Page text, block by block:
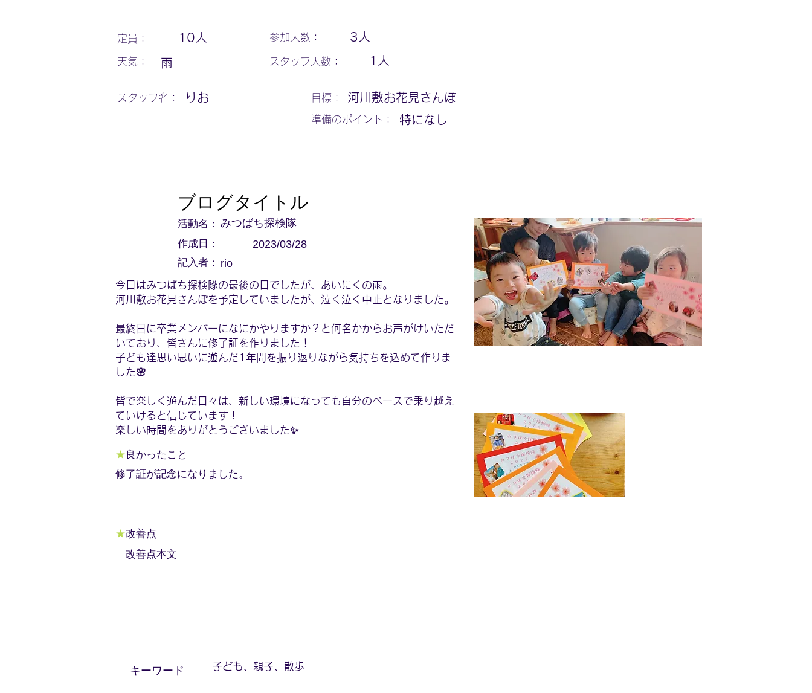
定員：
天気：
10 人
雨
参加人数： 3 人
スタッフ人数： 1 人
スタッフ名： りお 河川敷お花見さんぽ
​目標：
​準備のポイント： 特になし
ブログタイトル
活動名： みつばち探検隊
作成日： 2023/03/28
記入者： rio
今日はみつばち探検隊の最後の日でしたが、あいにくの雨。
河川敷お花見さんぽを予定していましたが、泣く泣く中止となりました。
最終日に卒業メンバーになにかやりますか？と何名かからお声がけいただ
いており、皆さんに修了証を作りました！
子ども達思い思いに遊んだ1年間を振り返りながら気持ちを込めて作りま
した🌸
皆で楽しく遊んだ日々は、新しい環境になっても自分のペースで乗り越え
ていけると信じています！
楽しい時間をありがとうございました✨
★良かったこと
修了証が記念になりました。
★改善点
改善点本文
​キーワード 子ども、親子、散歩